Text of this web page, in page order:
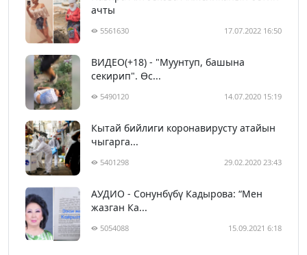
ачты
5561630 17.07.2022 16:50
ВИДЕО(+18) - "Муунтуп, башына
секирип". Өс...
5490120 14.07.2020 15:19
Кытай бийлиги коронавирусту атайын
чыгарга...
5401298 29.02.2020 23:43
АУДИО - Сонунбүбү Кадырова: “Мен
жазган Ка...
5054088 15.09.2021 6:18